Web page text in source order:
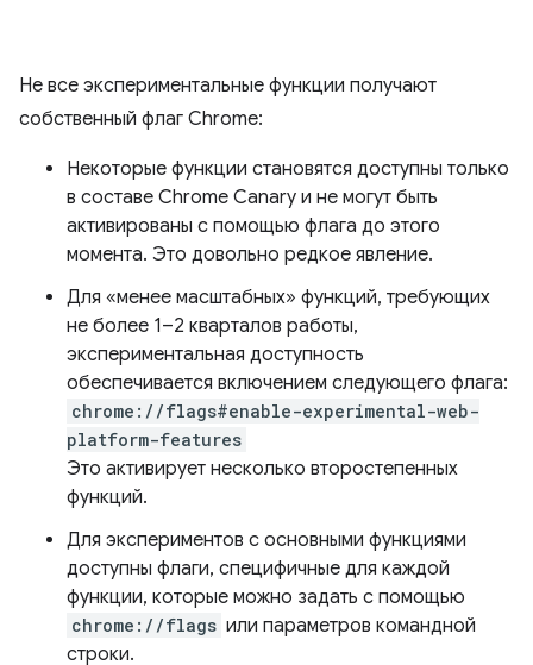
Не все экспериментальные функции получают
собственный флаг Chrome:
Некоторые функции становятся доступны только
в составе Chrome Canary и не могут быть
активированы с помощью флага до этого
момента. Это довольно редкое явление.
Для «менее масштабных» функций, требующих
не более 1–2 кварталов работы,
экспериментальная доступность
обеспечивается включением следующего флага:
chrome://flags#enable-experimental-web-
platform-features
Это активирует несколько второстепенных
функций.
Для экспериментов с основными функциями
доступны флаги, специфичные для каждой
функции, которые можно задать с помощью
chrome://flags или параметров командной
строки.